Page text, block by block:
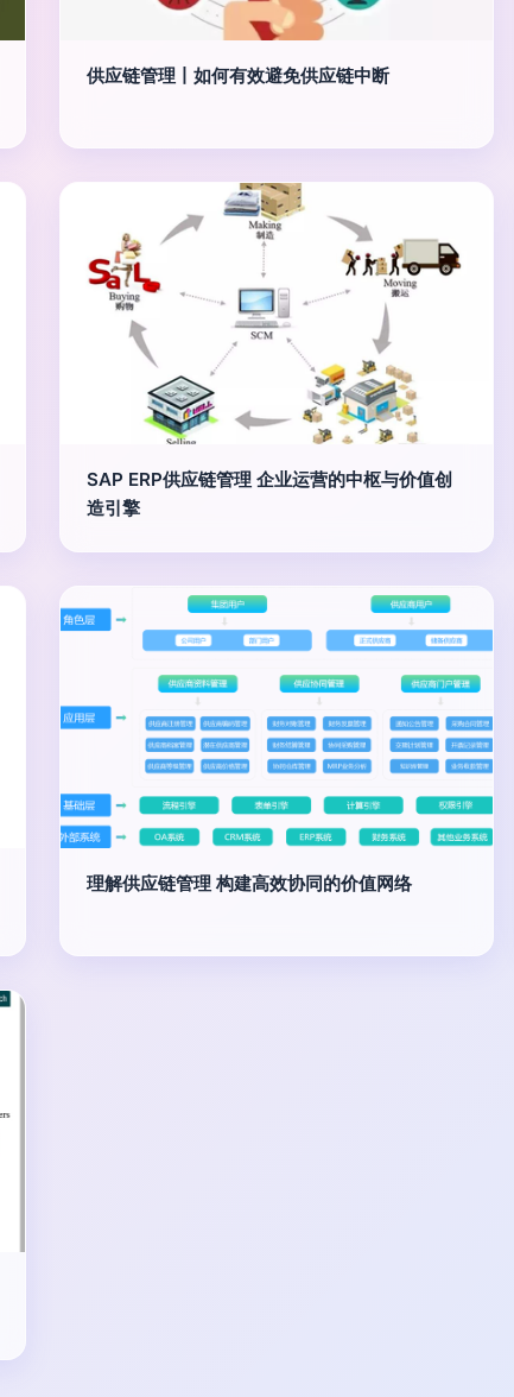
供应链管理丨如何有效避免供应链中断
SAP ERP供应链管理 企业运营的中枢与价值创
造引擎
理解供应链管理 构建高效协同的价值网络